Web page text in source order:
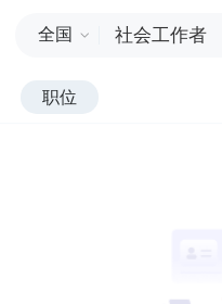
全国
职位